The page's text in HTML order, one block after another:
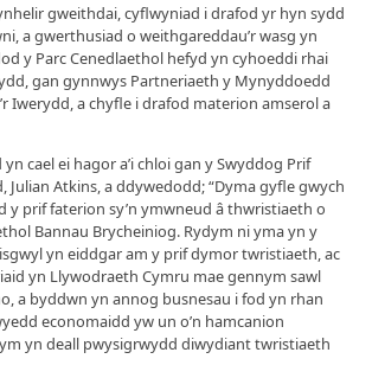
gweithdai, cyflwyniad i drafod yr hyn sydd
a gwerthusiad o weithgareddau’r wasg yn
y Parc Cenedlaethol hefyd yn cyhoeddi rhai
gan gynnwys Partneriaeth y Mynyddoedd
Iwerydd, a chyfle i drafod materion amserol a
cael ei hagor a’i chloi gan y Swyddog Prif
Julian Atkins, a ddywedodd; “Dyma gyfle gwych
y prif faterion sy’n ymwneud â thwristiaeth o
Bannau Brycheiniog. Rydym ni yma yn y
yn eiddgar am y prif dymor twristiaeth, ac
yn Llywodraeth Cymru mae gennym sawl
a byddwn yn annog busnesau i fod yn rhan
economaidd yw un o’n hamcanion
yn deall pwysigrwydd diwydiant twristiaeth